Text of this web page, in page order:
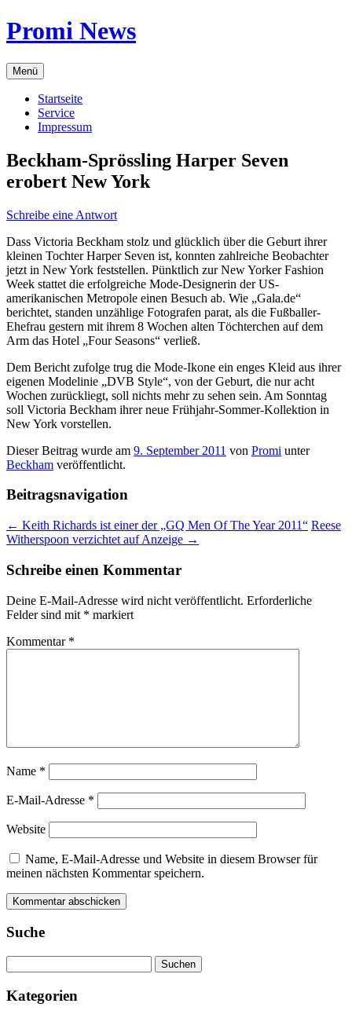
Zum
Inhalt
Promi News
Menü
Startseite
Service
Impressum
Beckham-Sprössling Harper Seven
erobert New York
Schreibe eine Antwort
Dass Victoria Beckham stolz und glücklich über die Geburt ihrer
kleinen Tochter Harper Seven ist, konnten zahlreiche Beobachter
jetzt in New York feststellen. Pünktlich zur New Yorker Fashion
Week stattet die erfolgreiche Mode-Designerin der US-
amerikanischen Metropole einen Besuch ab. Wie „Gala.de“
berichtet, standen unzählige Fotografen parat, als die Fußballer-
Ehefrau gestern mit ihrem 8 Wochen alten Töchterchen auf dem
Arm das Hotel „Four Seasons“ verließ.
Dem Bericht zufolge trug die Mode-Ikone ein enges Kleid aus ihrer
eigenen Modelinie „DVB Style“, von der Geburt, die nur acht
Wochen zurückliegt, soll nichts mehr zu sehen sein. Am Sonntag
soll Victoria Beckham ihrer neue Frühjahr-Sommer-Kollektion in
New York vorstellen.
Dieser Beitrag wurde am 9. September 2011 von Promi unter
Beckham veröffentlicht.
Beitragsnavigation
← Keith Richards ist einer der „GQ Men Of The Year 2011“ Reese
Witherspoon verzichtet auf Anzeige →
Schreibe einen Kommentar
Deine E-Mail-Adresse wird nicht veröffentlicht. Erforderliche
Felder sind mit * markiert
Kommentar *
Name *
E-Mail-Adresse *
Website
Name, E-Mail-Adresse und Website in diesem Browser für
meinen nächsten Kommentar speichern.
Suche
nach:
Kategorien